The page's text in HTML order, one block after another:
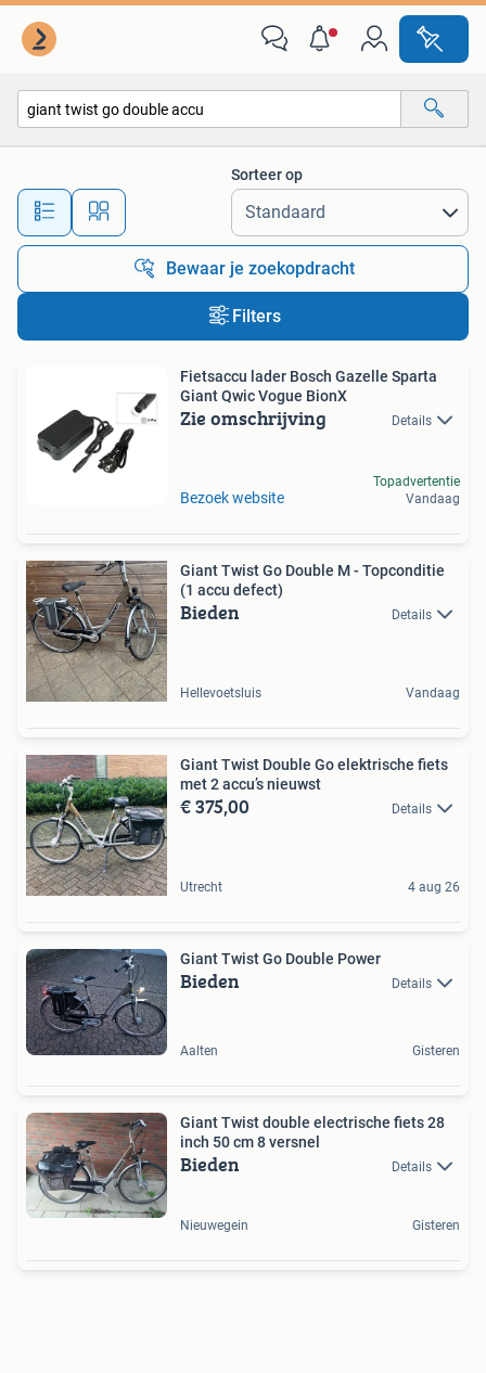
Alle afstanden…
Sorteer op
Bewaar je zoekopdracht
Filters
Fietsaccu lader Bosch Gazelle Sparta
Giant Qwic Vogue BionX
Zie omschrijving Details
Bezoek website
Topadvertentie
Vandaag
Giant Twist Go Double M - Topconditie
(1 accu defect)
Bieden Details
Hellevoetsluis Vandaag
Giant Twist Double Go elektrische fiets
met 2 accu’s nieuwst
€ 375,00 Details
Utrecht 4 aug 26
Giant Twist Go Double Power
Bieden Details
Aalten Gisteren
Giant Twist double electrische fiets 28
inch 50 cm 8 versnel
Bieden Details
Nieuwegein Gisteren